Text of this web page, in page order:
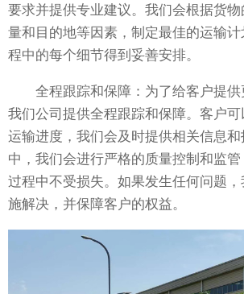
要求并提供专业建议。我们会根据货
量和目的地等因素，制定最佳的运输
程中的每个细节得到妥善安排。
全程跟踪和保障：为了给客户提供
我们公司提供全程跟踪和保障。客户
运输进度，我们会及时提供相关信息
中，我们会进行严格的质量控制和监
过程中不受损失。如果发生任何问题
施解决，并保障客户的权益。